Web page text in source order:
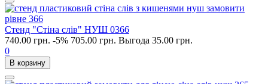
Стенд "Стіна слів" НУШ 0366
740.00 грн. -5% 705.00 грн. Выгода 35.00 грн.
0
В корзину